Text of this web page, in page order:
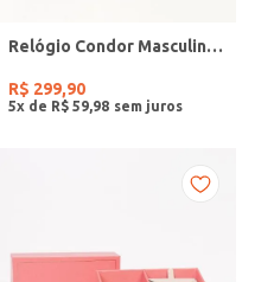
Relógio Condor Masculino PRETO
R$ 299,90
5x de R$ 59 98